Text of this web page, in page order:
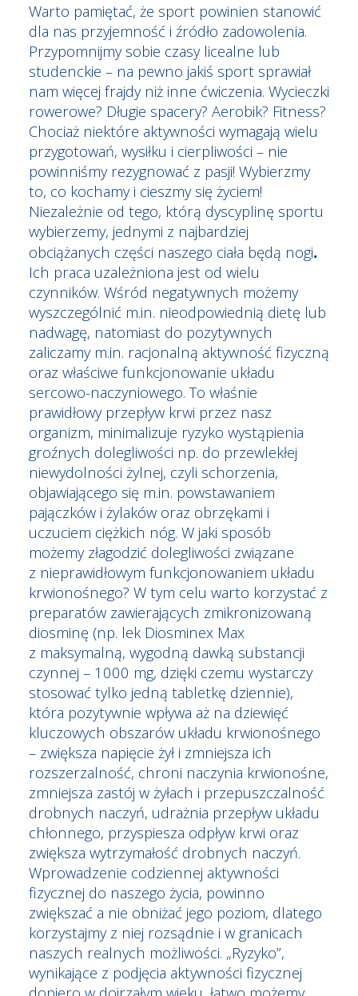
Warto pamiętać, że sport powinien stanowić
dla nas przyjemność i źródło zadowolenia.
Przypomnijmy sobie czasy licealne lub
studenckie – na pewno jakiś sport sprawiał
nam więcej frajdy niż inne ćwiczenia. Wycieczki
rowerowe? Długie spacery? Aerobik? Fitness?
Chociaż niektóre aktywności wymagają wielu
przygotowań, wysiłku i cierpliwości – nie
powinniśmy rezygnować z pasji! Wybierzmy
to, co kochamy i cieszmy się życiem!
Niezależnie od tego, którą dyscyplinę sportu
wybierzemy, jednymi z najbardziej
obciążanych części naszego ciała będą nogi.
Ich praca uzależniona jest od wielu
czynników. Wśród negatywnych możemy
wyszczególnić m.in. nieodpowiednią dietę lub
nadwagę, natomiast do pozytywnych
zaliczamy m.in. racjonalną aktywność fizyczną
oraz właściwe funkcjonowanie układu
sercowo-naczyniowego. To właśnie
prawidłowy przepływ krwi przez nasz
organizm, minimalizuje ryzyko wystąpienia
groźnych dolegliwości np. do przewlekłej
niewydolności żylnej, czyli schorzenia,
objawiającego się m.in. powstawaniem
pajączków i żylaków oraz obrzękami i
uczuciem ciężkich nóg. W jaki sposób
możemy złagodzić dolegliwości związane
z nieprawidłowym funkcjonowaniem układu
krwionośnego? W tym celu warto korzystać z
preparatów zawierających zmikronizowaną
diosminę (np. lek Diosminex Max
z maksymalną, wygodną dawką substancji
czynnej – 1000 mg, dzięki czemu wystarczy
stosować tylko jedną tabletkę dziennie),
która pozytywnie wpływa aż na dziewięć
kluczowych obszarów układu krwionośnego
– zwiększa napięcie żył i zmniejsza ich
rozszerzalność, chroni naczynia krwionośne,
zmniejsza zastój w żyłach i przepuszczalność
drobnych naczyń, udrażnia przepływ układu
chłonnego, przyspiesza odpływ krwi oraz
zwiększa wytrzymałość drobnych naczyń.
Wprowadzenie codziennej aktywności
fizycznej do naszego życia, powinno
zwiększać a nie obniżać jego poziom, dlatego
korzystajmy z niej rozsądnie i w granicach
naszych realnych możliwości. „Ryzyko”,
wynikające z podjęcia aktywności fizycznej